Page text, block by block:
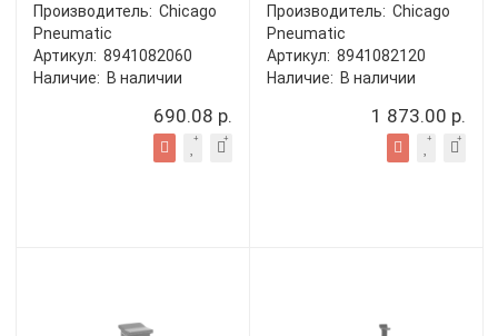
Производитель: Chicago
Pneumatic
Артикул: 8941082060
Наличие: В наличии
690.08 р.
Производитель: Chicago
Pneumatic
Артикул: 8941082120
Наличие: В наличии
1 873.00 р.